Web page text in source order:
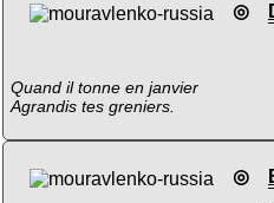
◎
Quand il tonne en janvier
Agrandis tes greniers.
◎